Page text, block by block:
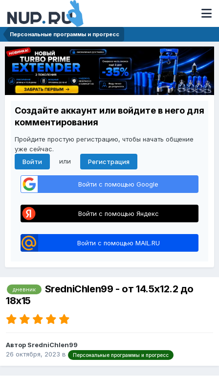
Персональные программы и прогресс
Создайте аккаунт или войдите в него для
комментирования
Пройдите простую регистрацию, чтобы начать общение
уже сейчас.
Войти
или Регистрация
Войти с помощью Google
Войти с помощью Яндекс
Войти с помощью MAIL.RU
дневник
SredniChlen99 - от 14.5х12.2 до
18х15
Автор SredniChlen99
26 октября, 2023 в Персональные программы и прогресс